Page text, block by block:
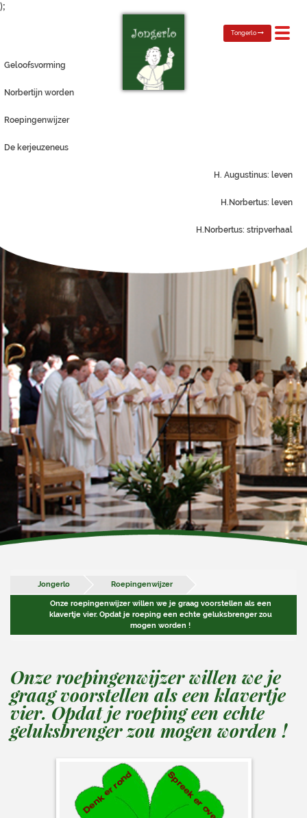
);
Toggle
Tongerlo
Geloofsvorming
Norbertijn worden
Roepingenwijzer
De kerjeuzeneus
H. Augustinus: leven
H.Norbertus: leven
H.Norbertus: stripverhaal
Jongerlo Roepingenwijzer
Onze roepingenwijzer willen we je graag voorstellen als een
klavertje vier. Opdat je roeping een echte geluksbrenger zou
mogen worden !
Onze roepingenwijzer willen we je
graag voorstellen als een klavertje
vier. Opdat je roeping een echte
geluksbrenger zou mogen worden !